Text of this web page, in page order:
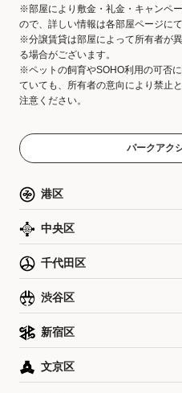
※部屋により敷金・礼金・キャンペ
ので、詳しい情報は各部屋ページに
※分譲賃貸は部屋によって所有者が
る場合がございます。
※ペットの飼育やSOHO利用の可否
ていても、所有者の意向により禁止
注意ください。
パークアク
港区
中央区
千代田区
渋谷区
新宿区
文京区